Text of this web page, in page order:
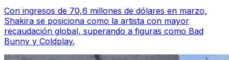
Con ingresos de 70,6 millones de dólares en marzo,
Shakira se posiciona como la artista con mayor
recaudación global, superando a figuras como Bad
Bunny y Coldplay.